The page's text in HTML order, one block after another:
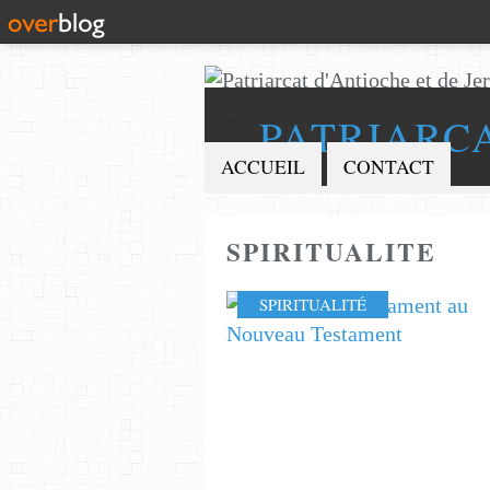
ACCUEIL CONTACT
SPIRITUALITE
SPIRITUALITÉ